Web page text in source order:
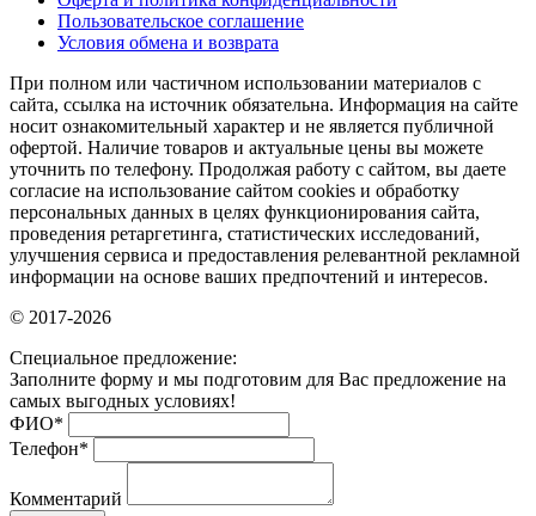
Пользовательское соглашение
Условия обмена и возврата
При полном или частичном использовании материалов с
сайта, ссылка на источник обязательна. Информация на сайте
носит ознакомительный характер и не является публичной
офертой. Наличие товаров и актуальные цены вы можете
уточнить по телефону. Продолжая работу с сайтом, вы даете
согласие на использование сайтом cookies и обработку
персональных данных в целях функционирования сайта,
проведения ретаргетинга, статистических исследований,
улучшения сервиса и предоставления релевантной рекламной
информации на основе ваших предпочтений и интересов.
© 2017-2026
Специальное предложение:
Заполните форму и мы подготовим для Вас предложение на
самых выгодных условиях!
ФИО*
Телефон*
Комментарий